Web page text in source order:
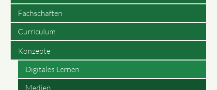
Fachschaften
Curriculum
Konzepte
Digitales Lernen
Medien